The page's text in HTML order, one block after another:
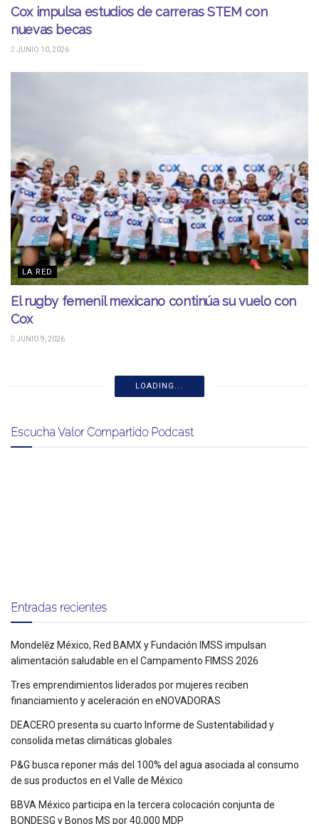
Cox impulsa estudios de carreras STEM con
nuevas becas
JUNIO 10, 2026
LA RED
El rugby femenil mexicano continúa su vuelo con
Cox
JUNIO 9, 2026
LOADING...
Escucha Valor Compartido Podcast
Entradas recientes
Mondelēz México, Red BAMX y Fundación IMSS impulsan
alimentación saludable en el Campamento FIMSS 2026
Tres emprendimientos liderados por mujeres reciben
financiamiento y aceleración en eNOVADORAS
DEACERO presenta su cuarto Informe de Sustentabilidad y
consolida metas climáticas globales
P&G busca reponer más del 100% del agua asociada al consumo
de sus productos en el Valle de México
BBVA México participa en la tercera colocación conjunta de
BONDESG y Bonos MS por 40,000 MDP